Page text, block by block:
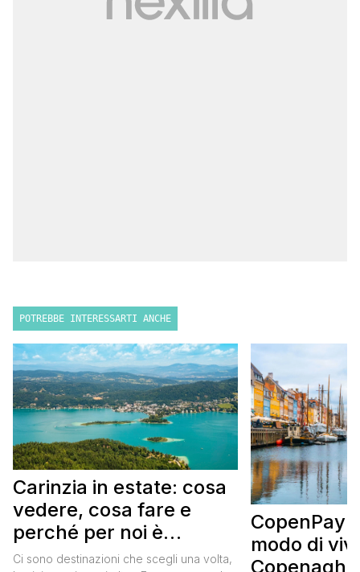
POTREBBE INTERESSARTI ANCHE
Carinzia in estate: cosa
vedere, cosa fare e
perché per noi è
diventata una
Ci sono destinazioni che scegli una volta,
CopenPay:
modo di